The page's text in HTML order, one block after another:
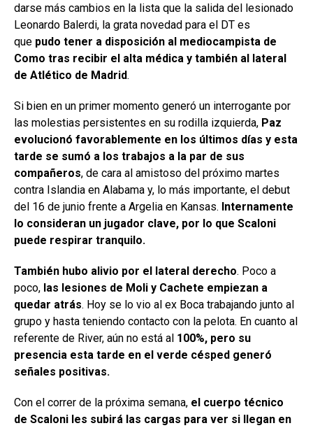
darse más cambios en la lista que la salida del lesionado
Leonardo Balerdi, la grata novedad para el DT es
que pudo tener a disposición al mediocampista de
Como tras recibir el alta médica y también al lateral
de Atlético de Madrid.
Si bien en un primer momento generó un interrogante por
las molestias persistentes en su rodilla izquierda, Paz
evolucionó favorablemente en los últimos días y esta
tarde se sumó a los trabajos a la par de sus
compañeros, de cara al amistoso del próximo martes
contra Islandia en Alabama y, lo más importante, el debut
del 16 de junio frente a Argelia en Kansas. Internamente
lo consideran un jugador clave, por lo que Scaloni
puede respirar tranquilo.
También hubo alivio por el lateral derecho. Poco a
poco, las lesiones de Moli y Cachete empiezan a
quedar atrás. Hoy se lo vio al ex Boca trabajando junto al
grupo y hasta teniendo contacto con la pelota. En cuanto al
referente de River, aún no está al 100%, pero su
presencia esta tarde en el verde césped generó
señales positivas.
Con el correr de la próxima semana, el cuerpo técnico
de Scaloni les subirá las cargas para ver si llegan en